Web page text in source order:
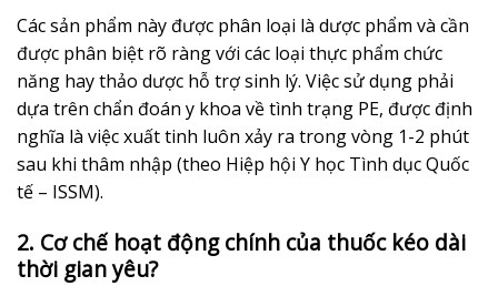
Các sản phẩm này được phân loại là dược phẩm và cần
được phân biệt rõ ràng với các loại thực phẩm chức
năng hay thảo dược hỗ trợ sinh lý. Việc sử dụng phải
dựa trên chẩn đoán y khoa về tình trạng PE, được định
nghĩa là việc xuất tinh luôn xảy ra trong vòng 1-2 phút
sau khi thâm nhập (theo Hiệp hội Y học Tình dục Quốc
tế – ISSM).
2. Cơ chế hoạt động chính của thuốc kéo dài
thời gian yêu?